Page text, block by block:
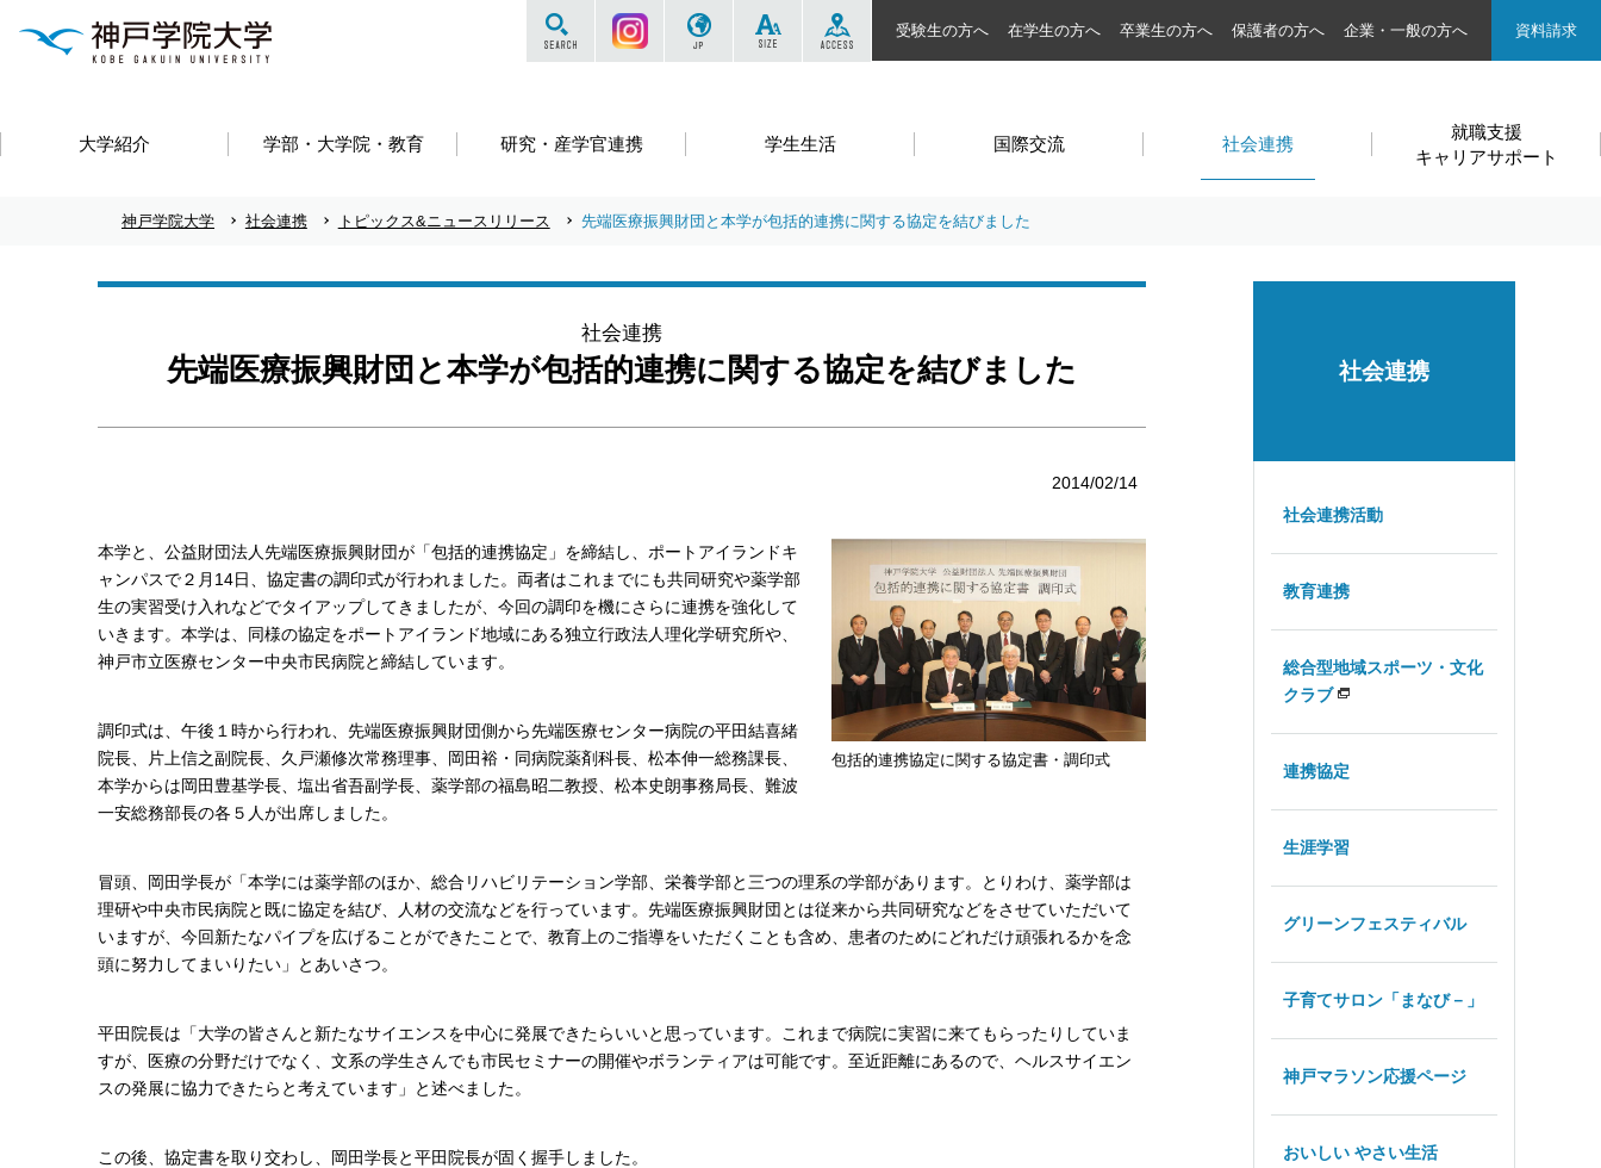
大学紹介 学部・大学院・教育 研究・産学官連携 学生生活 国際交流 社会連携
就職支援
キャリアサポート
サイト内を検索する
Instagram SIZE
受験生の方へ 在学生の方へ 卒業生の方へ 保護者の方へ 企業・一般の方へ 資料請求
神戸学院大学 社会連携 トピックス&ニュースリリース 先端医療振興財団と本学が包括的連携に関する協定を結びました
社会連携
先端医療振興財団と本学が包括的連携に関する協定を結びました
2014/02/14
包括的連携協定に関する協定書・調印式
本学と、公益財団法人先端医療振興財団が「包括的連携協定」を締結し、ポートアイランドキ
ャンパスで２月14日、協定書の調印式が行われました。両者はこれまでにも共同研究や薬学部
生の実習受け入れなどでタイアップしてきましたが、今回の調印を機にさらに連携を強化して
いきます。本学は、同様の協定をポートアイランド地域にある独立行政法人理化学研究所や、
神戸市立医療センター中央市民病院と締結しています。
調印式は、午後１時から行われ、先端医療振興財団側から先端医療センター病院の平田結喜緒
院長、片上信之副院長、久戸瀬修次常務理事、岡田裕・同病院薬剤科長、松本伸一総務課長、
本学からは岡田豊基学長、塩出省吾副学長、薬学部の福島昭二教授、松本史朗事務局長、難波
一安総務部長の各５人が出席しました。
冒頭、岡田学長が「本学には薬学部のほか、総合リハビリテーション学部、栄養学部と三つの理系の学部があります。とりわけ、薬学部は
理研や中央市民病院と既に協定を結び、人材の交流などを行っています。先端医療振興財団とは従来から共同研究などをさせていただいて
いますが、今回新たなパイプを広げることができたことで、教育上のご指導をいただくことも含め、患者のためにどれだけ頑張れるかを念
頭に努力してまいりたい」とあいさつ。
平田院長は「大学の皆さんと新たなサイエンスを中心に発展できたらいいと思っています。これまで病院に実習に来てもらったりしていま
すが、医療の分野だけでなく、文系の学生さんでも市民セミナーの開催やボランティアは可能です。至近距離にあるので、ヘルスサイエン
スの発展に協力できたらと考えています」と述べました。
この後、協定書を取り交わし、岡田学長と平田院長が固く握手しました。
社会連携
社会連携活動
教育連携
総合型地域スポーツ・文化
クラブ
連携協定
生涯学習
グリーンフェスティバル
子育てサロン「まなび－」
神戸マラソン応援ページ
おいしい やさい生活